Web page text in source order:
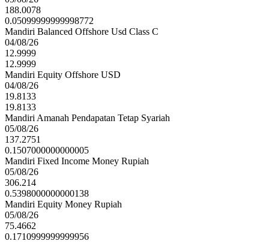
188.0078
0.05099999999998772
Mandiri Balanced Offshore Usd Class C
04/08/26
12.9999
12.9999
Mandiri Equity Offshore USD
04/08/26
19.8133
19.8133
Mandiri Amanah Pendapatan Tetap Syariah
05/08/26
137.2751
0.1507000000000005
Mandiri Fixed Income Money Rupiah
05/08/26
306.214
0.5398000000000138
Mandiri Equity Money Rupiah
05/08/26
75.4662
0.1710999999999956